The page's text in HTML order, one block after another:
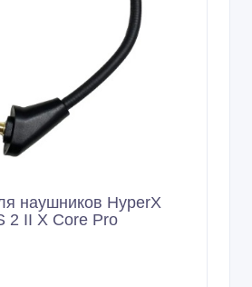
наушников HyperX
2 II X Core Pro